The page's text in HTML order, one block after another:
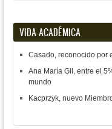
VIDA ACADÉMICA
Casado, reconocido por
Ana María Gil, entre el
mundo
Kacprzyk, nuevo